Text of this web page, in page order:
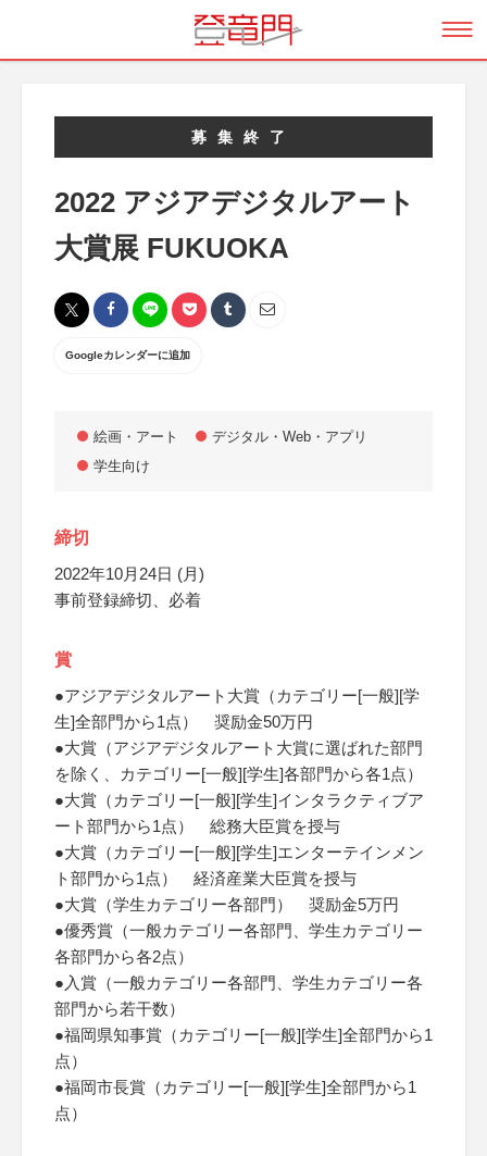
募集終了
2022 アジアデジタルアート
大賞展 FUKUOKA
Googleカレンダーに追加
絵画・アート
デジタル・Web・アプリ
学生向け
締切
2022年10月24日 (月)
事前登録締切、必着
賞
●アジアデジタルアート大賞（カテゴリー[一般][学
生]全部門から1点） 奨励金50万円
●大賞（アジアデジタルアート大賞に選ばれた部門
を除く、カテゴリー[一般][学生]各部門から各1点）
●大賞（カテゴリー[一般][学生]インタラクティブア
ート部門から1点） 総務大臣賞を授与
●大賞（カテゴリー[一般][学生]エンターテインメン
ト部門から1点） 経済産業大臣賞を授与
●大賞（学生カテゴリー各部門） 奨励金5万円
●優秀賞（一般カテゴリー各部門、学生カテゴリー
各部門から各2点）
●入賞（一般カテゴリー各部門、学生カテゴリー各
部門から若干数）
●福岡県知事賞（カテゴリー[一般][学生]全部門から1
点）
●福岡市長賞（カテゴリー[一般][学生]全部門から1
点）